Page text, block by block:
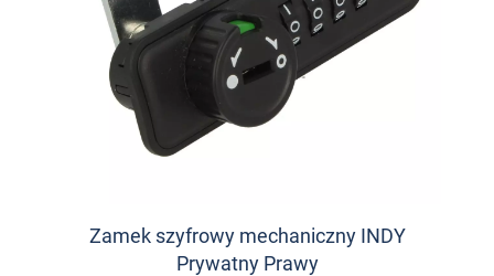
Zamek szyfrowy mechaniczny INDY
Prywatny Prawy